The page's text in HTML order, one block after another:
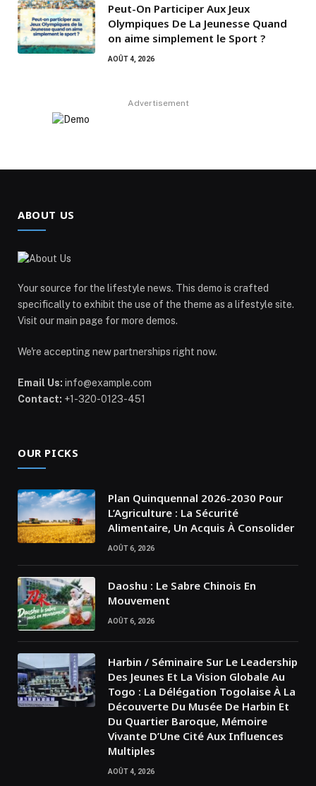
Peut-On Participer Aux Jeux
Olympiques De La Jeunesse Quand
on aime simplement le Sport ?
AOÛT 4, 2026
Advertisement
ABOUT US
Your source for the lifestyle news. This demo is crafted
specifically to exhibit the use of the theme as a lifestyle site.
Visit our main page for more demos.
We're accepting new partnerships right now.
Email Us: info@example.com
Contact: +1-320-0123-451
OUR PICKS
Plan Quinquennal 2026-2030 Pour
L’Agriculture : La Sécurité
Alimentaire, Un Acquis À Consolider
AOÛT 6, 2026
Daoshu : Le Sabre Chinois En
Mouvement
AOÛT 6, 2026
Harbin / Séminaire Sur Le Leadership
Des Jeunes Et La Vision Globale Au
Togo : La Délégation Togolaise À La
Découverte Du Musée De Harbin Et
Du Quartier Baroque, Mémoire
Vivante D’Une Cité Aux Influences
Multiples
AOÛT 4, 2026